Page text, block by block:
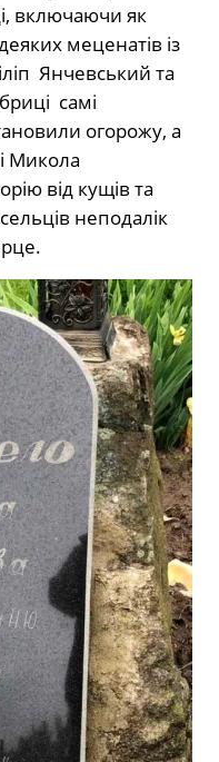
включаючи як
меценатів із
Янчевський та
самі
огорожу, а
Микола
від кущів та
неподалік